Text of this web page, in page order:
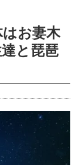
はお妻木
と琵琶